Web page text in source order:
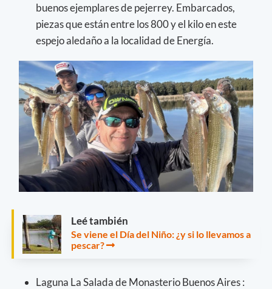
buenos ejemplares de pejerrey. Embarcados,
piezas que están entre los 800 y el kilo en este
espejo aledaño a la localidad de Energía.
Leé también
Se viene el Día del Niño: ¿y si lo llevamos a
pescar?
Laguna La Salada de Monasterio Buenos Aires :